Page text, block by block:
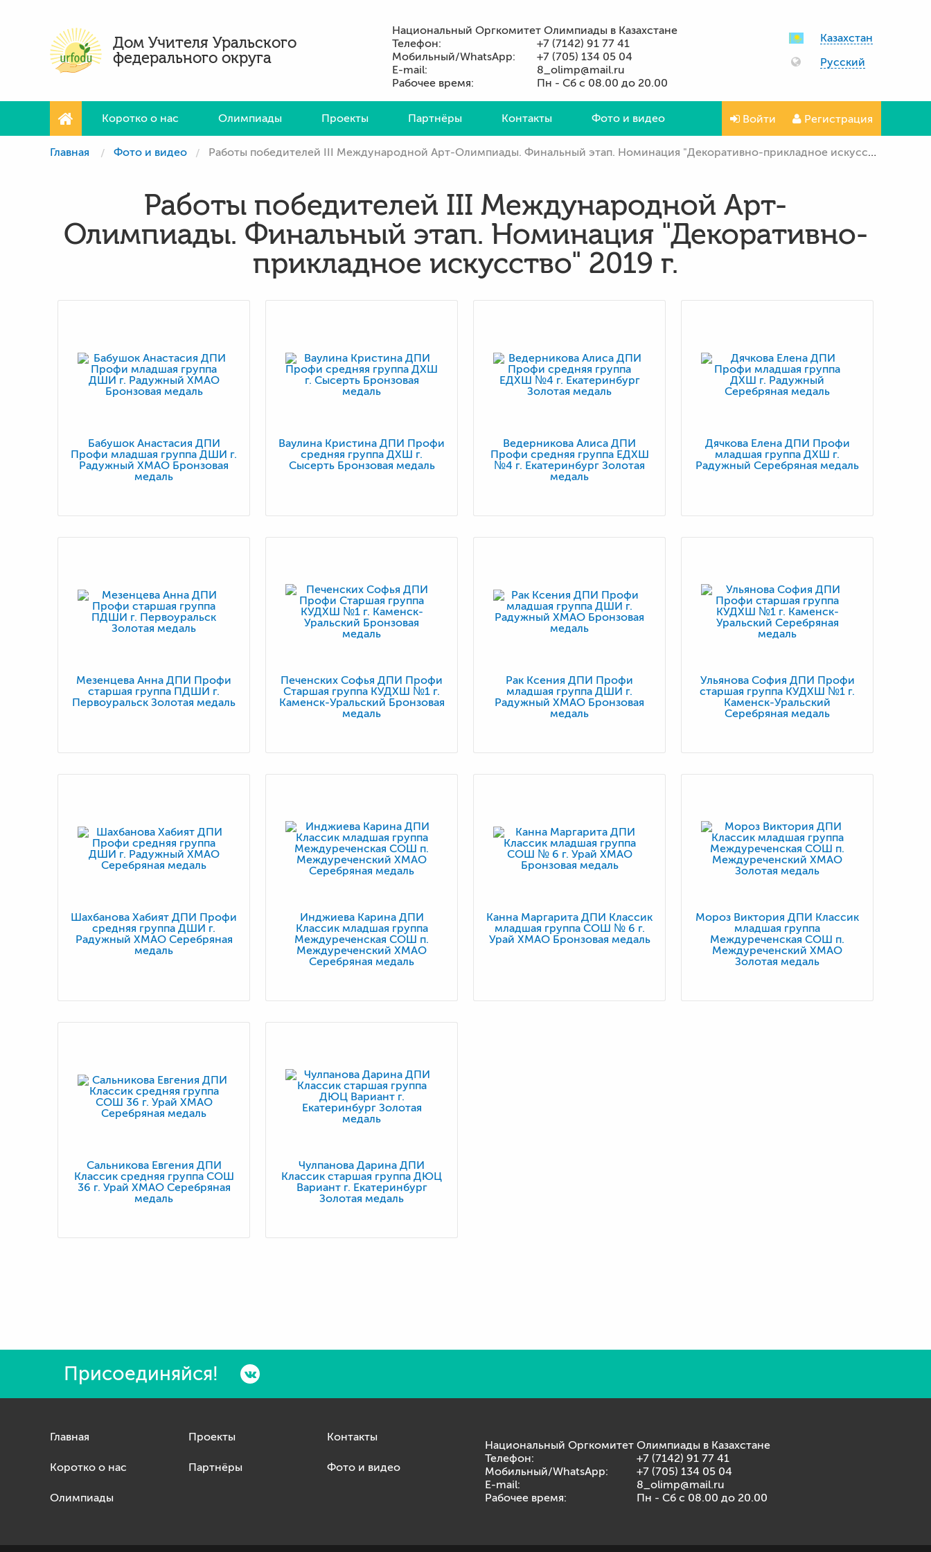
Дом Учителя Уральского
федерального округа
Национальный Оргкомитет Олимпиады в Казахстане
Телефон:
+7 (7142) 91 77 41
Мобильный/WhatsApp:
+7 (705) 134 05 04
E-mail:
8_olimp@mail.ru
Рабочее время:
Пн - Сб с 08.00 до 20.00
Казахстан
Русский
Коротко о нас Олимпиады Проекты Партнёры Контакты Фото и видео Войти Регистрация
Главная Фото и видео Работы победителей III Международной Арт-Олимпиады. Финальный этап. Номинация "Декоративно-прикладное искусство" 2019 г.
Работы победителей III Международной Арт-
Олимпиады. Финальный этап. Номинация "Декоративно-
прикладное искусство" 2019 г.
Бабушок Анастасия ДПИ
Профи младшая группа ДШИ г.
Радужный ХМАО Бронзовая
медаль
Ваулина Кристина ДПИ Профи
средняя группа ДХШ г.
Сысерть Бронзовая медаль
Ведерникова Алиса ДПИ
Профи средняя группа ЕДХШ
№4 г. Екатеринбург Золотая
медаль
Дячкова Елена ДПИ Профи
младшая группа ДХШ г.
Радужный Серебряная медаль
Мезенцева Анна ДПИ Профи
старшая группа ПДШИ г.
Первоуральск Золотая медаль
Печенских Софья ДПИ Профи
Старшая группа КУДХШ №1 г.
Каменск-Уральский Бронзовая
медаль
Рак Ксения ДПИ Профи
младшая группа ДШИ г.
Радужный ХМАО Бронзовая
медаль
Ульянова София ДПИ Профи
старшая группа КУДХШ №1 г.
Каменск-Уральский
Серебряная медаль
Шахбанова Хабият ДПИ Профи
средняя группа ДШИ г.
Радужный ХМАО Серебряная
медаль
Инджиева Карина ДПИ
Классик младшая группа
Междуреченская СОШ п.
Междуреченский ХМАО
Серебряная медаль
Канна Маргарита ДПИ Классик
младшая группа СОШ № 6 г.
Урай ХМАО Бронзовая медаль
Мороз Виктория ДПИ Классик
младшая группа
Междуреченская СОШ п.
Междуреченский ХМАО
Золотая медаль
Сальникова Евгения ДПИ
Классик средняя группа СОШ
36 г. Урай ХМАО Серебряная
медаль
Чулпанова Дарина ДПИ
Классик старшая группа ДЮЦ
Вариант г. Екатеринбург
Золотая медаль
Присоединяйся!
Главная
Коротко о нас
Олимпиады
Проекты
Партнёры
Контакты
Фото и видео
Национальный Оргкомитет Олимпиады в Казахстане
Телефон:
+7 (7142) 91 77 41
Мобильный/WhatsApp:
+7 (705) 134 05 04
E-mail:
8_olimp@mail.ru
Рабочее время:
Пн - Сб с 08.00 до 20.00